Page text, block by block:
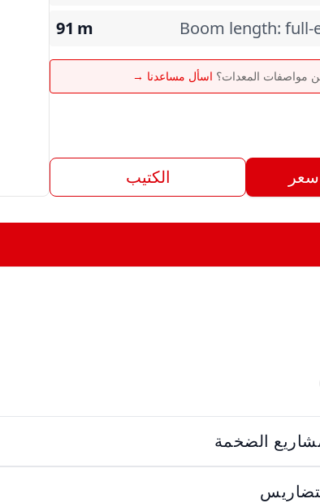
Boom length:
91 m
مواصفات المعدات؟ اسأل مساعدنا →
الكتيب
الضخمة